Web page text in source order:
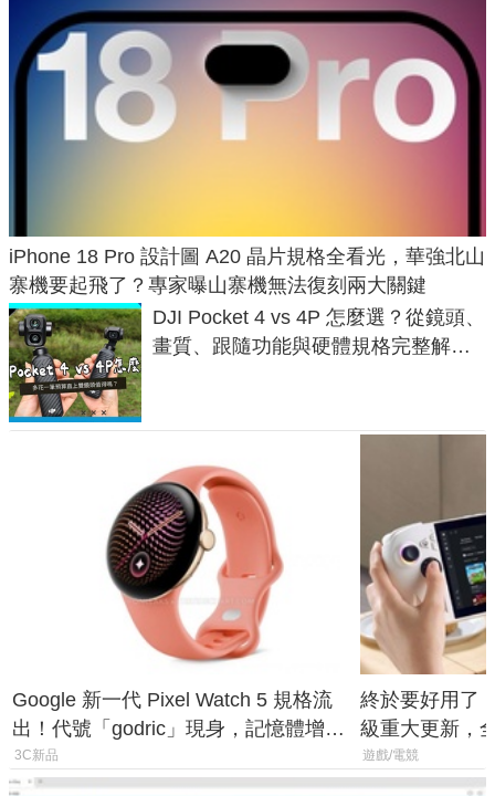
iPhone 18 Pro 設計圖 A20 晶片規格全看光，華強北山
寨機要起飛了？專家曝山寨機無法復刻兩大關鍵
DJI Pocket 4 vs 4P 怎麼選？從鏡頭、
畫質、跟隨功能與硬體規格完整解
Google 新一代 Pixel Watch 5 規格流
出！代號「godric」現身，記憶體增強
鎖定 AI 應用
3C新品
終於要好用了
級重大更新，
式讓操作就像
遊戲/電競